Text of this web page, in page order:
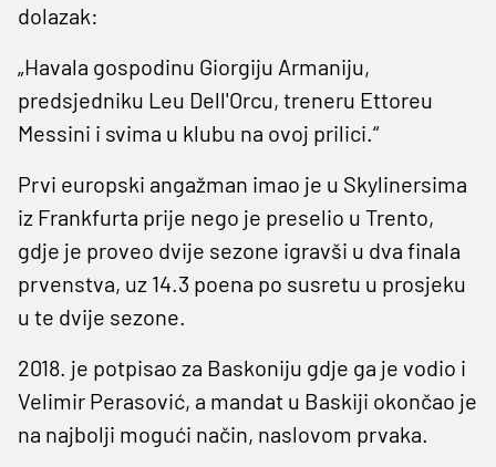
dolazak:
„Havala gospodinu Giorgiju Armaniju,
predsjedniku Leu Dell'Orcu, treneru Ettoreu
Messini i svima u klubu na ovoj prilici.“
Prvi europski angažman imao je u Skylinersima
iz Frankfurta prije nego je preselio u Trento,
gdje je proveo dvije sezone igravši u dva finala
prvenstva, uz 14.3 poena po susretu u prosjeku
u te dvije sezone.
2018. je potpisao za Baskoniju gdje ga je vodio i
Velimir Perasović, a mandat u Baskiji okončao je
na najbolji mogući način, naslovom prvaka.